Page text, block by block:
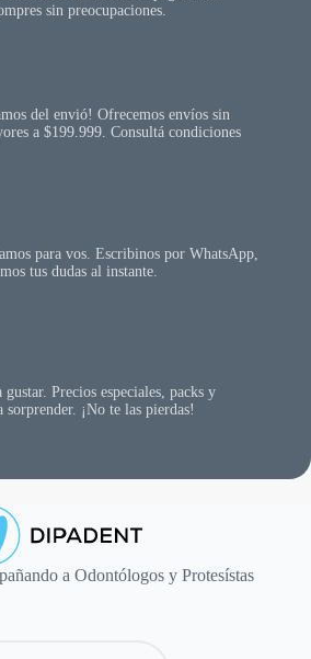
sin preocupaciones.
del envió! Ofrecemos envíos sin
a $199.999. Consultá condiciones
para vos. Escribinos por WhatsApp,
tus dudas al instante.
Precios especiales, packs y
sorprender. ¡No te las pierdas!
a Odontólogos y Protesístas